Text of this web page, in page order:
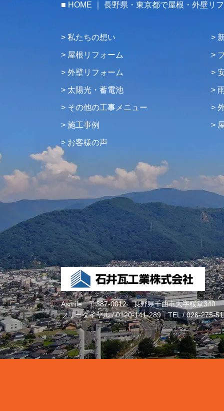
HOME ｜ 長野県・東京都で屋根・外壁リ
私たちの想い
屋根リフォーム
外壁リフォーム
太陽光・蓄電池
その他の工事メニュー
施工事例
お客様の声
Asmile〒387-0012 長野県千曲市大字桜堂340
フリーダイヤル /0120-141-289TEL /026-275-